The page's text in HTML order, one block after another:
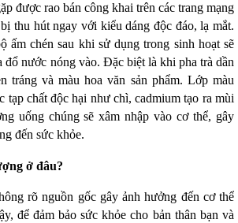
được rao bán công khai trên các trang mạng
thu hút ngay với kiểu dáng độc đáo, lạ mắt.
ấm chén sau khi sử dụng trong sinh hoạt sẽ
nước nóng vào. Đặc biệt là khi pha trà dần
tráng và màu hoa văn sản phẩm. Lớp màu
tạp chất độc hại như chì, cadmium tạo ra mùi
uống chúng sẽ xâm nhập vào cơ thể, gây
đến sức khỏe.
ở đâu?
rõ nguồn gốc gây ảnh hưởng đến cơ thể
để đảm bảo sức khỏe cho bản thân bạn và